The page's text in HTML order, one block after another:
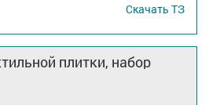
Скачать ТЗ
плитки, набор